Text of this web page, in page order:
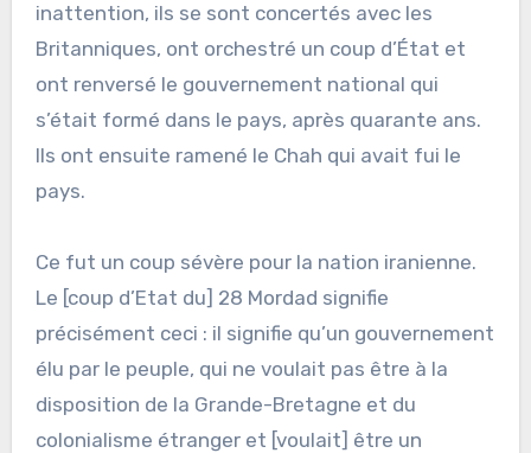
inattention, ils se sont concertés avec les
Britanniques, ont orchestré un coup d’État et
ont renversé le gouvernement national qui
s’était formé dans le pays, après quarante ans.
Ils ont ensuite ramené le Chah qui avait fui le
pays.
Ce fut un coup sévère pour la nation iranienne.
Le [coup d’Etat du] 28 Mordad signifie
précisément ceci : il signifie qu’un gouvernement
élu par le peuple, qui ne voulait pas être à la
disposition de la Grande-Bretagne et du
colonialisme étranger et [voulait] être un